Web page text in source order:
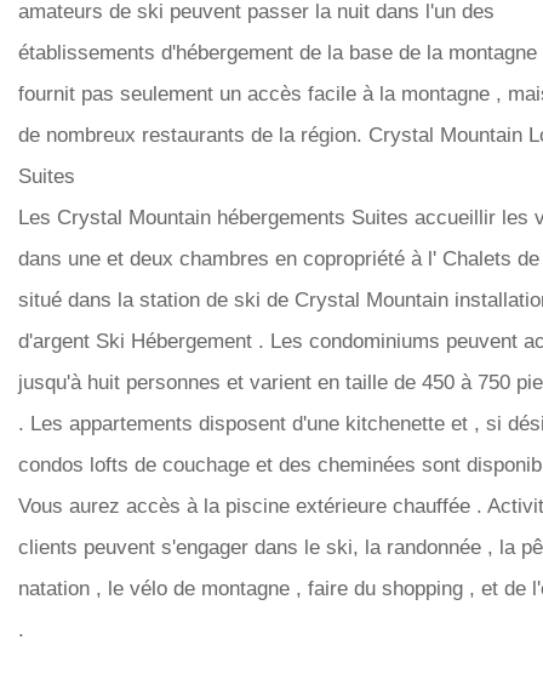
amateurs de ski peuvent passer la nuit dans l'un des
établissements d'hébergement de la base de la montagne
fournit pas seulement un accès facile à la montagne ,
de nombreux restaurants de la région. Crystal Mountain
Suites
Les Crystal Mountain hébergements Suites accueillir les
dans une et deux chambres en copropriété à l' Chalets
situé dans la station de ski de Crystal Mountain
d'argent Ski Hébergement . Les condominiums peuvent
jusqu'à huit personnes et varient en taille de 450 à 750
. Les appartements disposent d'une kitchenette et , si
condos lofts de couchage et des cheminées sont
Vous aurez accès à la piscine extérieure chauffée .
clients peuvent s'engager dans le ski, la randonnée , la
natation , le vélo de montagne , faire du shopping , et de
.